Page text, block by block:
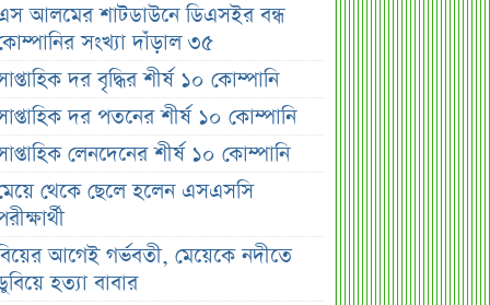
আলমের শাটডাউনে ডিএসইর বন্ধ
সংখ্যা দাঁড়াল ৩৫
দর বৃদ্ধির শীর্ষ ১০ কোম্পানি
দর পতনের শীর্ষ ১০ কোম্পানি
লেনদেনের শীর্ষ ১০ কোম্পানি
থেকে ছেলে হলেন এসএসসি
আগেই গর্ভবতী, মেয়েকে নদীতে
হত্যা বাবার